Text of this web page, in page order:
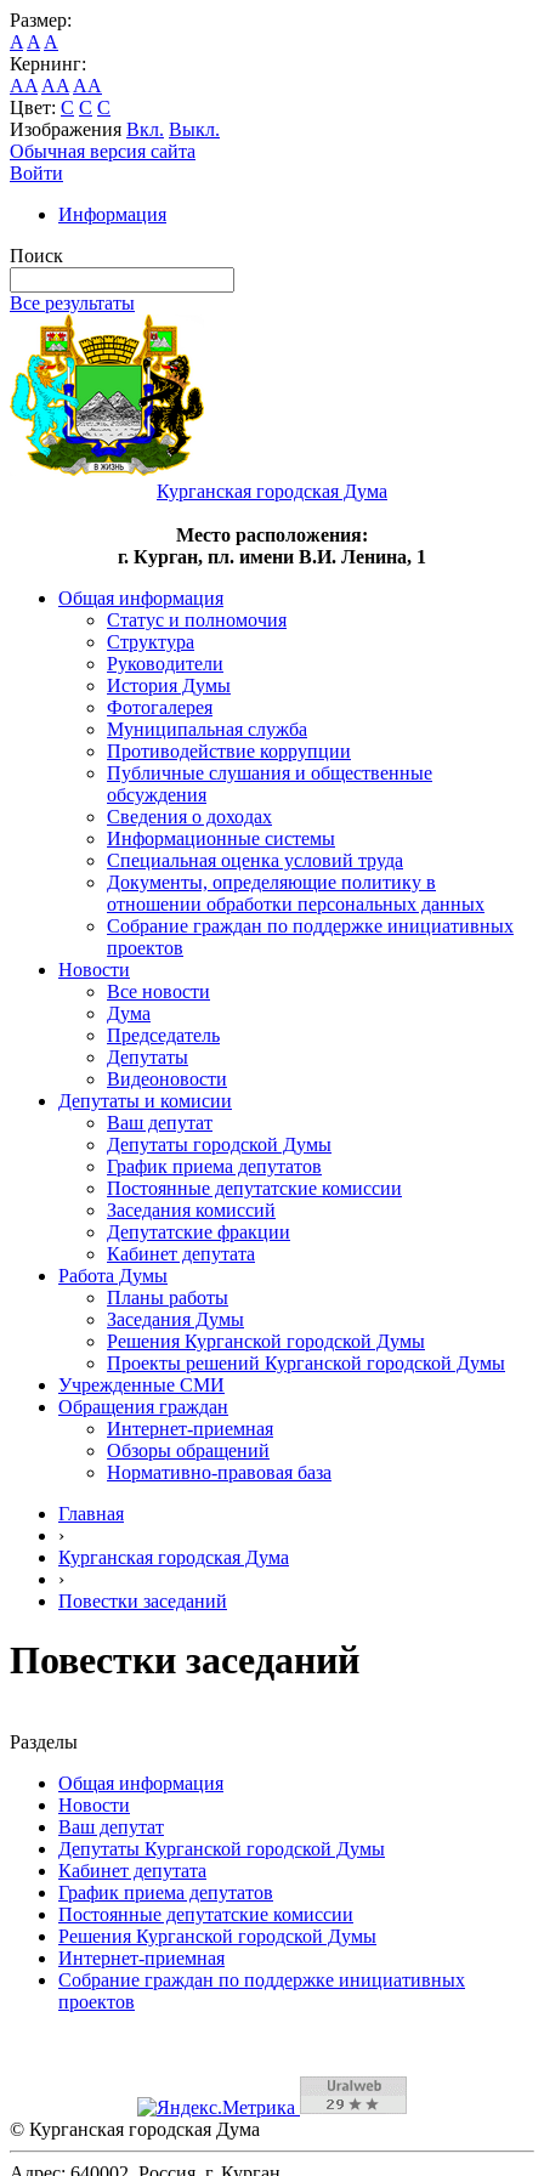
Размер:
A A A
Кернинг:
AA AA AA
Цвет: C C C
Изображения Вкл. Выкл.
Обычная версия сайта
Войти
Информация
Поиск
Все результаты
Курганская городская Дума
Место расположения:
г. Курган, пл. имени В.И. Ленина, 1
Общая информация
Статус и полномочия
Структура
Руководители
История Думы
Фотогалерея
Муниципальная служба
Противодействие коррупции
Публичные слушания и общественные
обсуждения
Сведения о доходах
Информационные системы
Специальная оценка условий труда
Документы, определяющие политику в
отношении обработки персональных данных
Собрание граждан по поддержке инициативных
проектов
Новости
Все новости
Дума
Председатель
Депутаты
Видеоновости
Депутаты и комисии
Ваш депутат
Депутаты городской Думы
График приема депутатов
Постоянные депутатские комиссии
Заседания комиссий
Депутатские фракции
Кабинет депутата
Работа Думы
Планы работы
Заседания Думы
Решения Курганской городской Думы
Проекты решений Курганской городской Думы
Учрежденные СМИ
Обращения граждан
Интернет-приемная
Обзоры обращений
Нормативно-правовая база
Главная
›
Курганская городская Дума
›
Повестки заседаний
Повестки заседаний
Разделы
Общая информация
Новости
Ваш депутат
Депутаты Курганской городской Думы
Кабинет депутата
График приема депутатов
Постоянные депутатские комиссии
Решения Курганской городской Думы
Интернет-приемная
Собрание граждан по поддержке инициативных
проектов
© Курганская городская Дума